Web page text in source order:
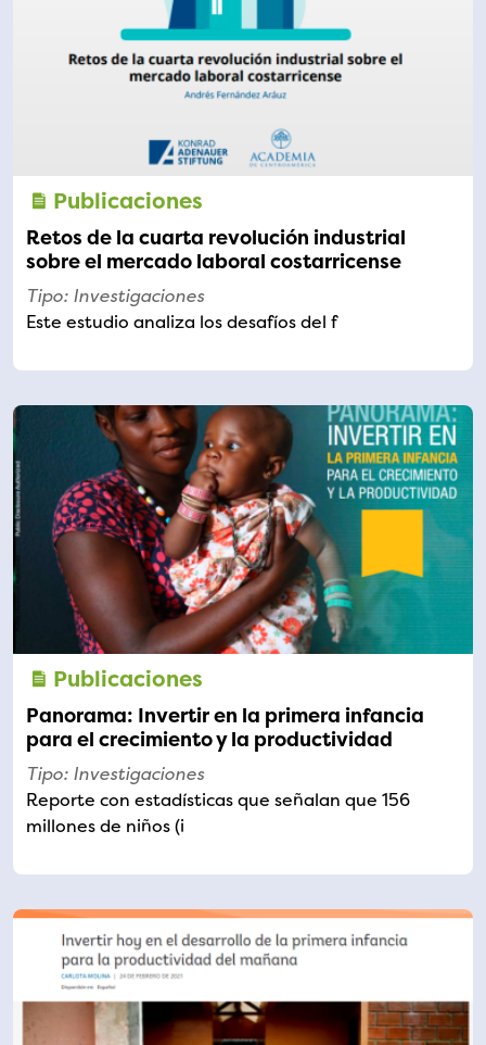
Publicaciones
Retos de la cuarta revolución industrial
sobre el mercado laboral costarricense
Tipo: Investigaciones
Este estudio analiza los desafíos del f
Publicaciones
Panorama: Invertir en la primera infancia
para el crecimiento y la productividad
Tipo: Investigaciones
Reporte con estadísticas que señalan que 156
millones de niños (i